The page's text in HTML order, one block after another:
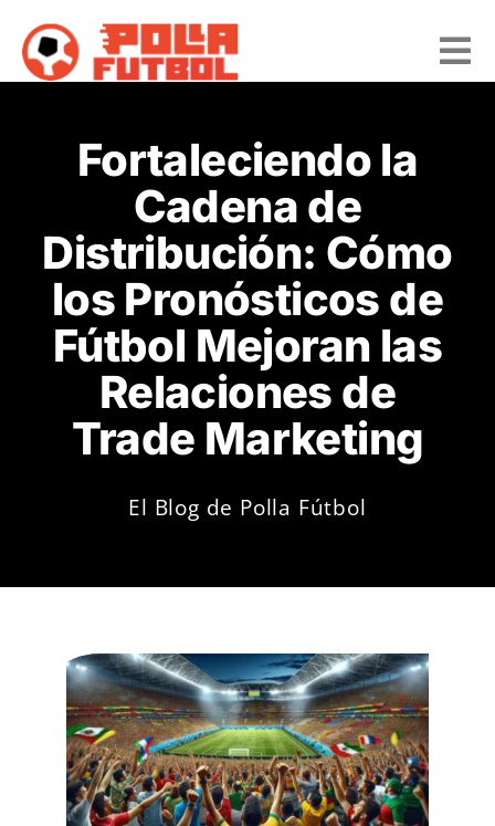
contenido
Conócenos
Preguntas frecuentes
Blog
Contacto
Fortaleciendo la
Cadena de
Distribución: Cómo
los Pronósticos de
Fútbol Mejoran las
Relaciones de
Trade Marketing
El Blog de Polla Fútbol